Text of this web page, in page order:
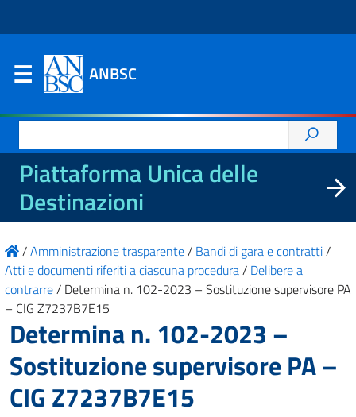
ANBSC
per:
Piattaforma Unica delle
Destinazioni
/Amministrazione trasparente/ Bandi di gara e contratti/
Atti e documenti riferiti a ciascuna procedura/ Delibere a
contrarre/ Determina n. 102-2023 – Sostituzione supervisore PA
– CIG Z7237B7E15
Determina n. 102-2023 –
Sostituzione supervisore PA –
CIG Z7237B7E15